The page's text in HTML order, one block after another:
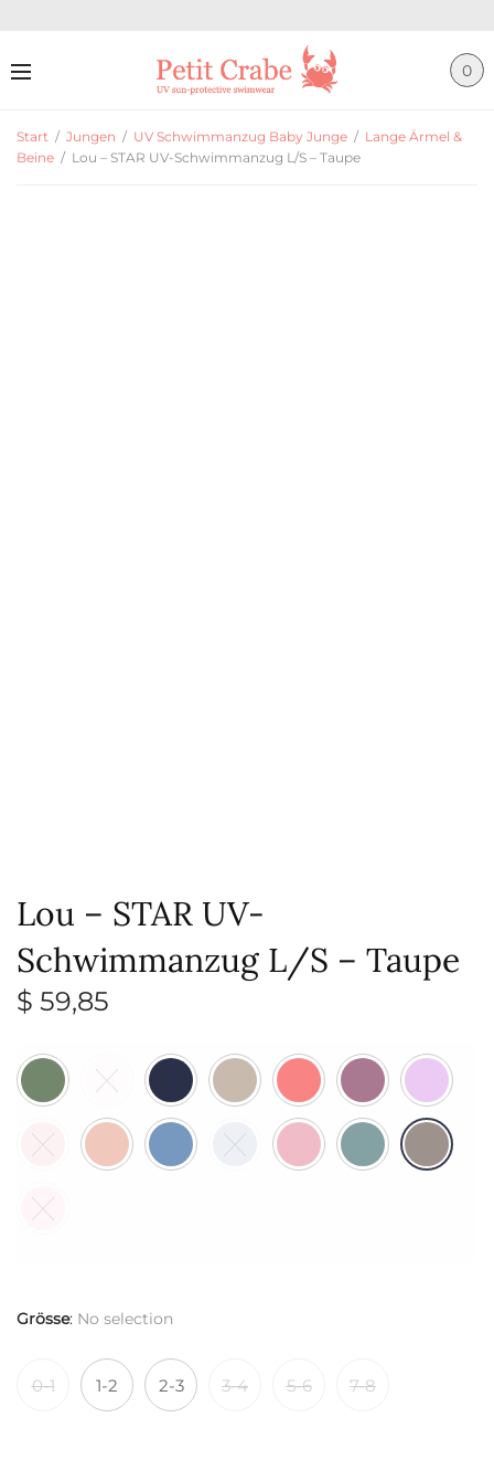
0
Start / Jungen / UV Schwimmanzug Baby Junge / Lange Ärmel &
Beine / Lou – STAR UV-Schwimmanzug L/S – Taupe
Lou – STAR UV-
Schwimmanzug L/S – Taupe
$ 59,85
Grösse: No selection
0-1 1-2 2-3 3-4 5-6 7-8